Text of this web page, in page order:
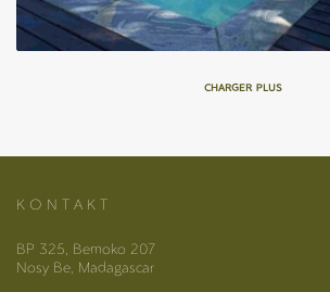
CHARGER PLUS
K O N T A K T
BP 325, Bemoko 207
Nosy Be, Madagascar